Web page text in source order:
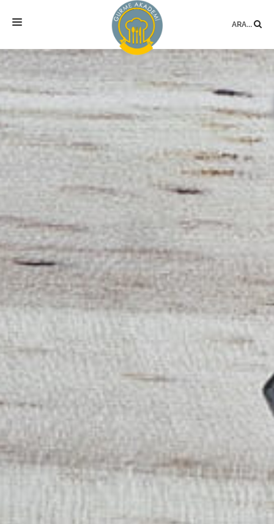
ARA...
ANASAYFA
MEKAN
EĞITIMLER
DANIŞMANLIK
YAZARLAR
BLOG
SÖZLÜK